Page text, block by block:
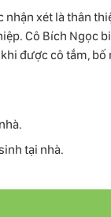
nhận xét là thân
Cô Bích Ngọc
được cô tắm,
tại nhà.